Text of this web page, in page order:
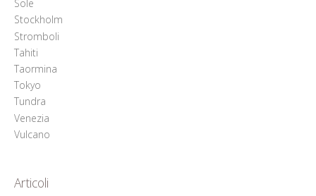
Sole
Stockholm
Stromboli
Tahiti
Taormina
Tokyo
Tundra
Venezia
Vulcano
Articoli